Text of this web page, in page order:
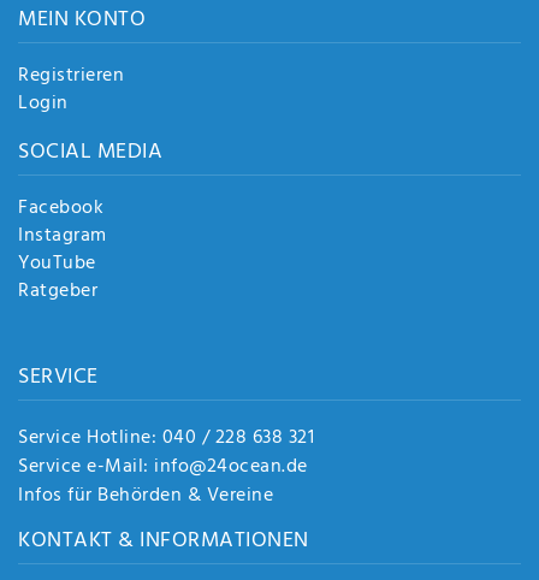
MEIN KONTO
Registrieren
Login
SOCIAL MEDIA
Facebook
Instagram
YouTube
Ratgeber
SERVICE
Service Hotline: 040 / 228 638 321
Service e-Mail: info@24ocean.de
Infos für Behörden & Vereine
KONTAKT & INFORMATIONEN